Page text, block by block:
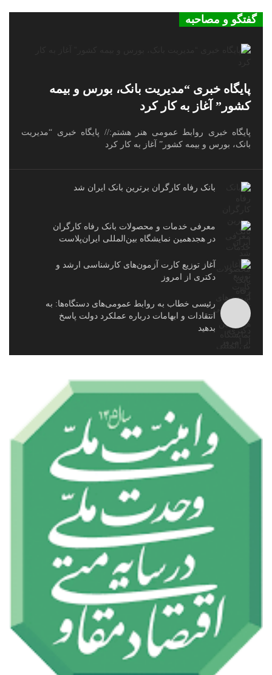
گفتگو و مصاحبه
پایگاه خبری “مدیریت بانک، بورس و بیمه
کشور” آغاز به کار کرد
پایگاه خبری روابط عمومی هنر هشتم:// پایگاه خبری “مدیریت
بانک، بورس و بیمه کشور” آغاز به کار کرد
بانک رفاه کارگران برترین بانک ایران شد
معرفی خدمات و محصولات بانک رفاه کارگران
در هجدهمین نمایشگاه بین‌المللی ایران‌پلاست
آغاز توزیع کارت آزمون‌های کارشناسی ارشد و
دکتری از امروز
رئیسی خطاب به روابط عمومی‌های دستگاه‌ها: به
انتقادات و ابهامات درباره عملکرد دولت پاسخ
بدهید